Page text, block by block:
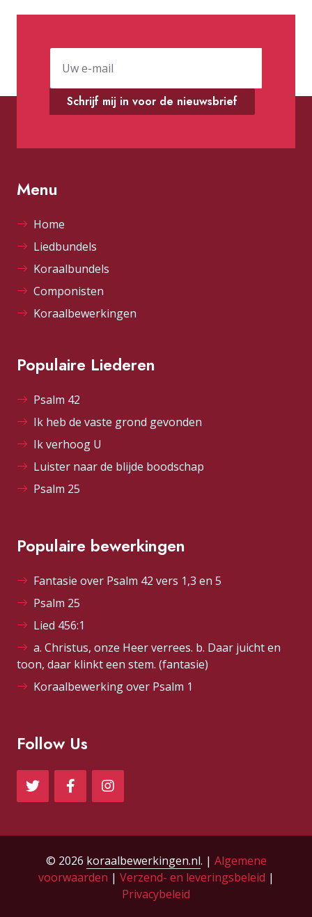
Schrijf mij in voor de nieuwsbrief
Menu
Home
Liedbundels
Koraalbundels
Componisten
Koraalbewerkingen
Populaire Liederen
Psalm 42
Ik heb de vaste grond gevonden
Ik verhoog U
Luister naar de blijde boodschap
Psalm 25
Populaire bewerkingen
Fantasie over Psalm 42 vers 1,3 en 5
Psalm 25
Lied 456:1
a. Christus, onze Heer verrees. b. Daar juicht en
toon, daar klinkt een stem. (fantasie)
Koraalbewerking over Psalm 1
Follow Us
© 2026 koraalbewerkingen.nl. | Algemene
voorwaarden | Verzend- en leveringsbeleid |
Privacybeleid